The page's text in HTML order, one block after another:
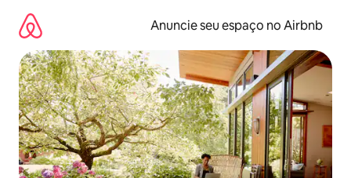
para
conteúdo
Anuncie seu espaço no Airbnb